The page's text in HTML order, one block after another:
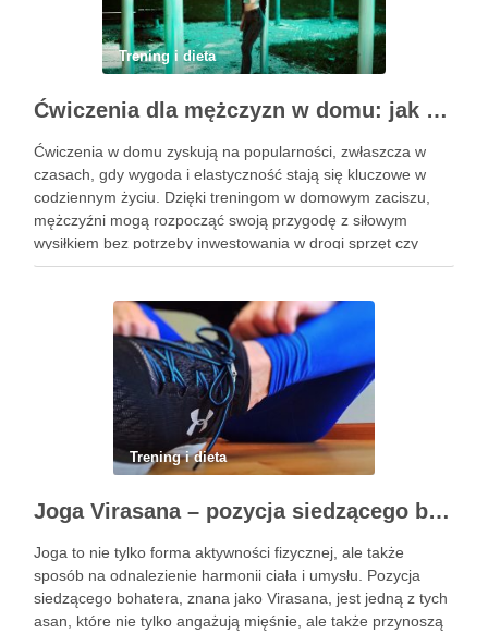
Trening i dieta
Ćwiczenia dla mężczyzn w domu: jak zacząć i utrzymać motywację
Ćwiczenia w domu zyskują na popularności, zwłaszcza w
czasach, gdy wygoda i elastyczność stają się kluczowe w
codziennym życiu. Dzięki treningom w domowym zaciszu,
mężczyźni mogą rozpocząć swoją przygodę z siłowym
wysiłkiem bez potrzeby inwestowania w drogi sprzęt czy
dojazdy do siłowni. Regularne ćwiczenia, które można
Trening i dieta
Joga Virasana – pozycja siedzącego bohatera i jej korzyści
Joga to nie tylko forma aktywności fizycznej, ale także
sposób na odnalezienie harmonii ciała i umysłu. Pozycja
siedzącego bohatera, znana jako Virasana, jest jedną z tych
asan, które nie tylko angażują mięśnie, ale także przynoszą